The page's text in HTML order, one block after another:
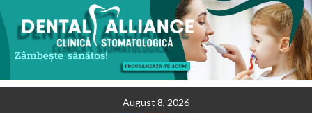
August 8, 2026